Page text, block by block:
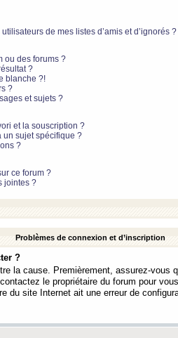
de mes listes d’amis et d’ignorés ?
ou des forums ?
?
blanche ?!
?
et sujets ?
et la souscription ?
un sujet spécifique ?
?
ce forum ?
jointes ?
Problèmes de connexion et d’inscription
?
la cause. Premièrement, assurez-vous
le propriétaire du forum pour
du site Internet ait une erreur de